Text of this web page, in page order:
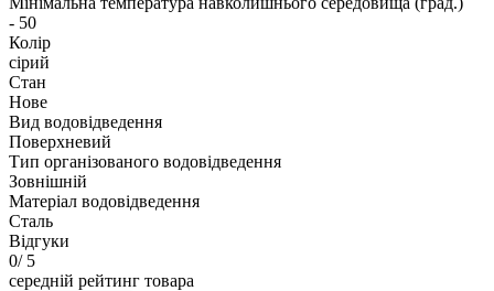
- 50
Колір
сірий
Стан
Нове
Вид водовідведення
Поверхневий
Тип організованого водовідведення
Зовнішній
Матеріал водовідведення
Сталь
Відгуки
0/ 5
середній рейтинг товара